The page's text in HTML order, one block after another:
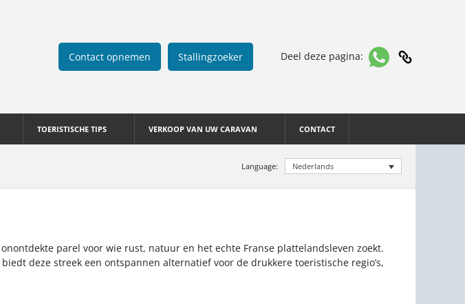
Contact opnemen Stallingzoeker Deel deze pagina:
TOERISTISCHE TIPS VERKOOP VAN UW CARAVAN CONTACT
Language: Nederlands
parel voor wie rust, natuur en het echte Franse plattelandsleven zoekt.
deze streek een ontspannen alternatief voor de drukkere toeristische regio’s,